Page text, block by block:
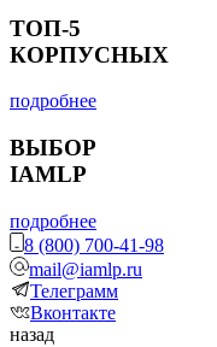
ТОП-5
КОРПУСНЫХ
подробнее
ВЫБОР
IAMLP
подробнее
8 (800) 700-41-98
mail@iamlp.ru
Телеграмм
Вконтакте
назад